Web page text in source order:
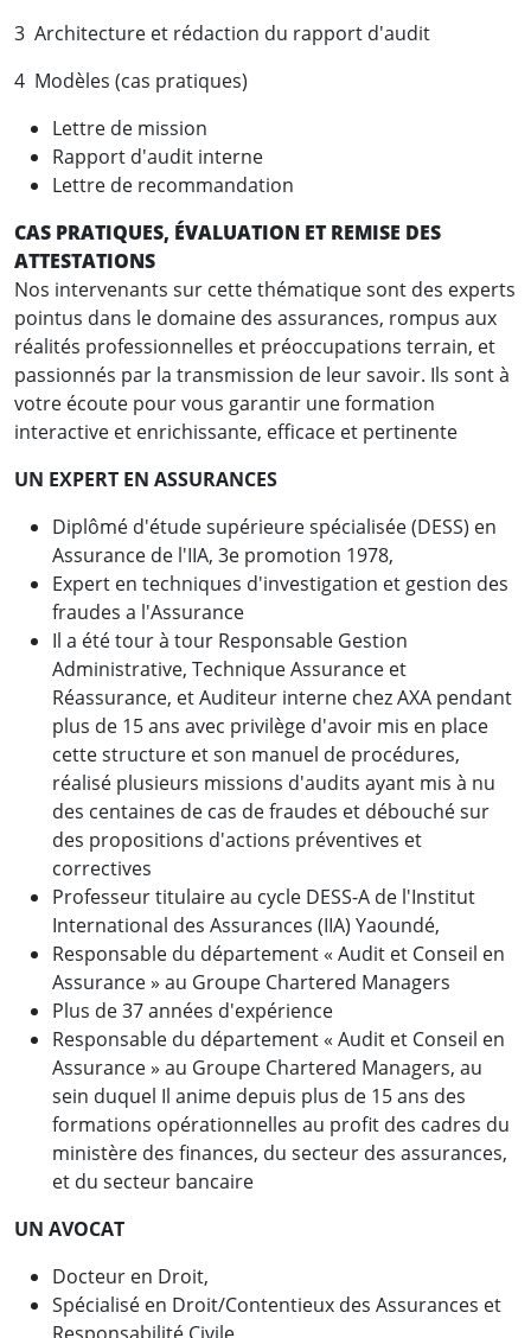
3 Architecture et rédaction du rapport d'audit
4 Modèles (cas pratiques)
Lettre de mission
Rapport d'audit interne
Lettre de recommandation
CAS PRATIQUES, ÉVALUATION ET REMISE DES
ATTESTATIONS
Nos intervenants sur cette thématique sont des experts
pointus dans le domaine des assurances, rompus aux
réalités professionnelles et préoccupations terrain, et
passionnés par la transmission de leur savoir. Ils sont à
votre écoute pour vous garantir une formation
interactive et enrichissante, efficace et pertinente
UN EXPERT EN ASSURANCES
Diplômé d'étude supérieure spécialisée (DESS) en
Assurance de l'IIA, 3e promotion 1978,
Expert en techniques d'investigation et gestion des
fraudes a l'Assurance
Il a été tour à tour Responsable Gestion
Administrative, Technique Assurance et
Réassurance, et Auditeur interne chez AXA pendant
plus de 15 ans avec privilège d'avoir mis en place
cette structure et son manuel de procédures,
réalisé plusieurs missions d'audits ayant mis à nu
des centaines de cas de fraudes et débouché sur
des propositions d'actions préventives et
correctives
Professeur titulaire au cycle DESS-A de l'Institut
International des Assurances (IIA) Yaoundé,
Responsable du département « Audit et Conseil en
Assurance » au Groupe Chartered Managers
Plus de 37 années d'expérience
Responsable du département « Audit et Conseil en
Assurance » au Groupe Chartered Managers, au
sein duquel Il anime depuis plus de 15 ans des
formations opérationnelles au profit des cadres du
ministère des finances, du secteur des assurances,
et du secteur bancaire
UN AVOCAT
Docteur en Droit,
Spécialisé en Droit/Contentieux des Assurances et
Responsabilité Civile